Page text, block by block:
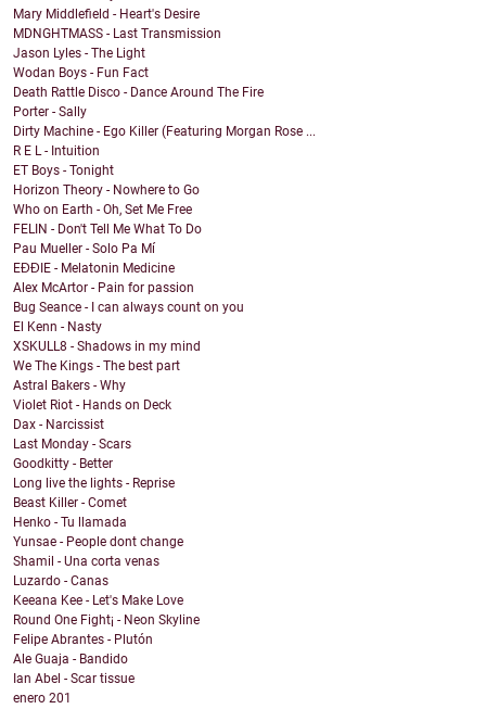
Mary Middlefield - Heart's Desire
MDNGHTMASS - Last Transmission
Jason Lyles - The Light
Wodan Boys - Fun Fact
Death Rattle Disco - Dance Around The Fire
Porter - Sally
Dirty Machine - Ego Killer (Featuring Morgan Rose ...
R E L - Intuition
ET Boys - Tonight
Horizon Theory - Nowhere to Go
Who on Earth - Oh, Set Me Free
FELIN - Don't Tell Me What To Do
Pau Mueller - Solo Pa Mí
EĐĐIE - Melatonin Medicine
Alex McArtor - Pain for passion
Bug Seance - I can always count on you
El Kenn - Nasty
XSKULL8 - Shadows in my mind
We The Kings - The best part
Astral Bakers - Why
Violet Riot - Hands on Deck
Dax - Narcissist
Last Monday - Scars
Goodkitty - Better
Long live the lights - Reprise
Beast Killer - Comet
Henko - Tu llamada
Yunsae - People dont change
Shamil - Una corta venas
Luzardo - Canas
Keeana Kee - Let's Make Love
Round One Fight¡ - Neon Skyline
Felipe Abrantes - Plutón
Ale Guaja - Bandido
Ian Abel - Scar tissue
enero 201